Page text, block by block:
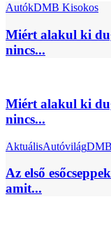
AutókDMB Kisokos
Miért alakul ki
nincs...
Miért alakul ki
nincs...
AktuálisAutóvilág
Az első
amit...